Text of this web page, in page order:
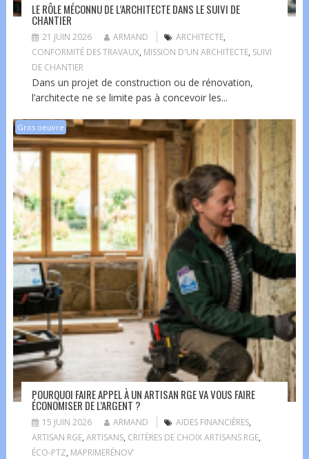
LE RÔLE MÉCONNU DE L’ARCHITECTE DANS LE SUIVI DE
CHANTIER
21 JUIN 2026 ARMAND ARCHITECTE,
CONFORMITÉ DES TRAVAUX, MISSION D'UN ARCHITECTE, SUIVI
DE CHANTIER
Dans un projet de construction ou de rénovation,
l’architecte ne se limite pas à concevoir les...
Gros oeuvre
POURQUOI FAIRE APPEL À UN ARTISAN RGE VA VOUS FAIRE
ÉCONOMISER DE L’ARGENT ?
15 JUIN 2026 ARMAND AIDES FINANCIÈRES,
ARTISAN RGE, ARTISANS, CRITÈRES DE CHOIX ARTISANS RGE,
ÉCO-PTZ, MAPRIMERÉNOV'